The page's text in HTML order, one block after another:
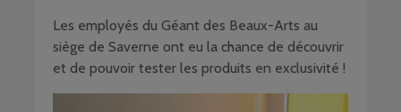
Les employés du Géant des Beaux-Arts au
siège de Saverne ont eu la chance de découvrir
et de pouvoir tester les produits en exclusivité !